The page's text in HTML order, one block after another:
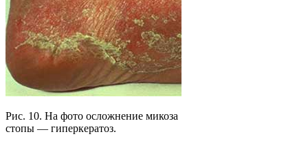
Рис. 10. На фото осложнение микоза
стопы — гиперкератоз.